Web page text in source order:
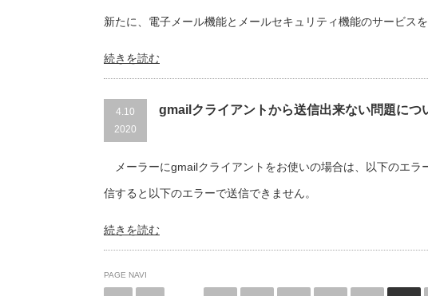
新たに、電子メール機能とメールセキュリティ機能のサービス
続きを読む
4.10
2020
gmailクライアントから送信出来ない問題につ
メーラーにgmailクライアントをお使いの場合は、以下のエ
信すると以下のエラーで送信できません。
続きを読む
PAGE NAVI